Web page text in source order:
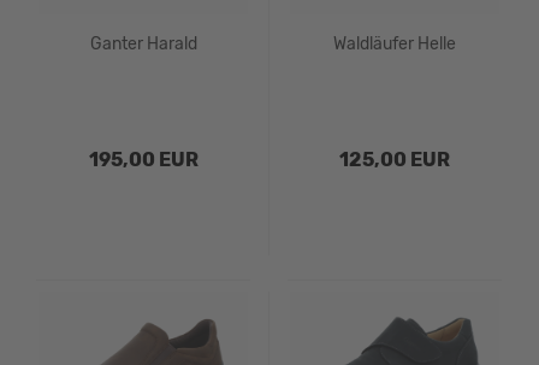
Ganter Harald
195,00 EUR
Waldläufer Helle
125,00 EUR